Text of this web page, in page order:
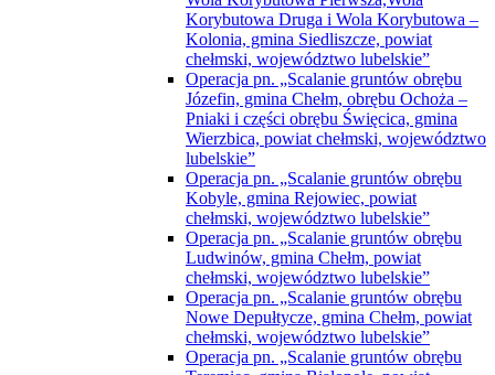
Korybutowa Druga i Wola Korybutowa –
Kolonia, gmina Siedliszcze, powiat
chełmski, województwo lubelskie”
Operacja pn. „Scalanie gruntów obrębu
Józefin, gmina Chełm, obrębu Ochoża –
Pniaki i części obrębu Święcica, gmina
Wierzbica, powiat chełmski, województwo
lubelskie”
Operacja pn. „Scalanie gruntów obrębu
Kobyle, gmina Rejowiec, powiat
chełmski, województwo lubelskie”
Operacja pn. „Scalanie gruntów obrębu
Ludwinów, gmina Chełm, powiat
chełmski, województwo lubelskie”
Operacja pn. „Scalanie gruntów obrębu
Nowe Depułtycze, gmina Chełm, powiat
chełmski, województwo lubelskie”
Operacja pn. „Scalanie gruntów obrębu